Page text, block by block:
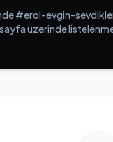
#erol-evgin-
üzerinde